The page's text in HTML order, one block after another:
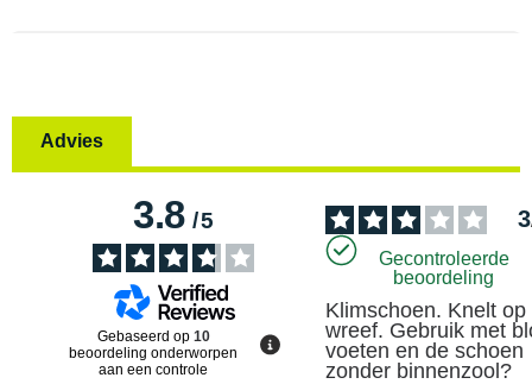
Advies
3.8/5
Gebaseerd op 10
beoordeling onderworpen
aan een controle
3
Gecontroleerde
beoordeling
Klimschoen. Knelt op
wreef. Gebruik met
voeten en de schoen
zonder binnenzool?